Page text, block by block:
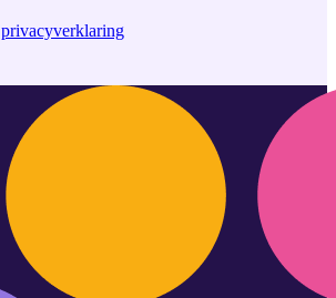
privacyverklaring